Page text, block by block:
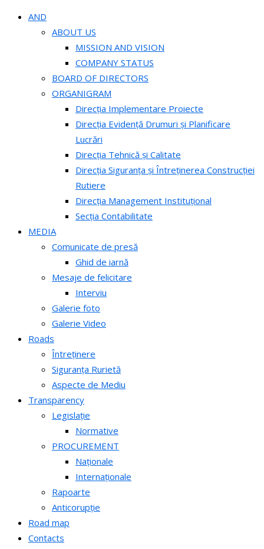
AND
ABOUT US
MISSION AND VISION
COMPANY STATUS
BOARD OF DIRECTORS
ORGANIGRAM
Direcția Implementare Proiecte
Direcția Evidență Drumuri și Planificare
Lucrări
Direcția Tehnică și Calitate
Direcția Siguranța și Întreținerea Construcției
Rutiere
Direcția Management Instituțional
Secția Contabilitate
MEDIA
Comunicate de presă
Ghid de iarnă
Mesaje de felicitare
Interviu
Galerie foto
Galerie Video
Roads
Întreținere
Siguranța Rurietă
Aspecte de Mediu
Transparency
Legislație
Normative
PROCUREMENT
Naționale
Internaționale
Rapoarte
Anticorupție
Road map
Contacts